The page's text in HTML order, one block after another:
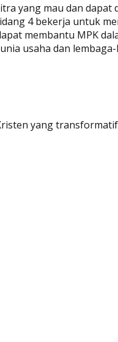
yang mau dan
4 bekerja untuk
membantu MPK
usaha dan lembaga-
yang